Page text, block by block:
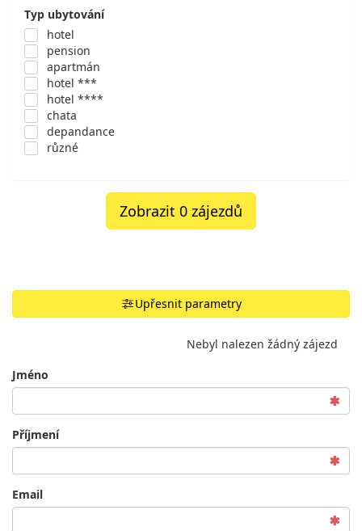
Typ ubytování
hotel
pension
apartmán
hotel ***
hotel ****
chata
depandance
různé
Zobrazit 0 zájezdů
Upřesnit parametry
Nebyl nalezen žádný zájezd
Jméno
Příjmení
Email